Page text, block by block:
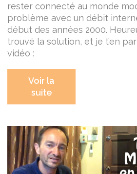
rester connecté au monde
problème avec un débit
début des années 2000.
trouvé la solution, et je t’en
vidéo :
Voir la
suite